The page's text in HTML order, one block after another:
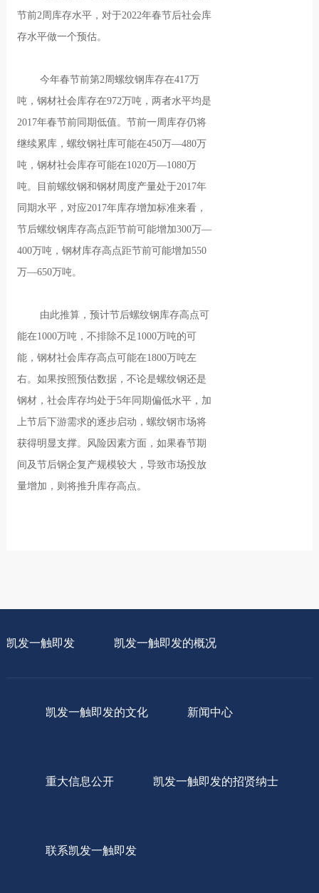
节前2周库存水平，对于2022年春节后社会库
存水平做一个预估。
今年春节前第2周螺纹钢库存在417万
吨，钢材社会库存在972万吨，两者水平均是
2017年春节前同期低值。节前一周库存仍将
继续累库，螺纹钢社库可能在450万—480万
吨，钢材社会库存可能在1020万—1080万
吨。目前螺纹钢和钢材周度产量处于2017年
同期水平，对应2017年库存增加标准来看，
节后螺纹钢库存高点距节前可能增加300万—
400万吨，钢材库存高点距节前可能增加550
万—650万吨。
由此推算，预计节后螺纹钢库存高点可
能在1000万吨，不排除不足1000万吨的可
能，钢材社会库存高点可能在1800万吨左
右。如果按照预估数据，不论是螺纹钢还是
钢材，社会库存均处于5年同期偏低水平，加
上节后下游需求的逐步启动，螺纹钢市场将
获得明显支撑。风险因素方面，如果春节期
间及节后钢企复产规模较大，导致市场投放
量增加，则将推升库存高点。
凯发一触即发 凯发一触即发的概况
凯发一触即发的文化 新闻中心
重大信息公开 凯发一触即发的招贤纳士
联系凯发一触即发